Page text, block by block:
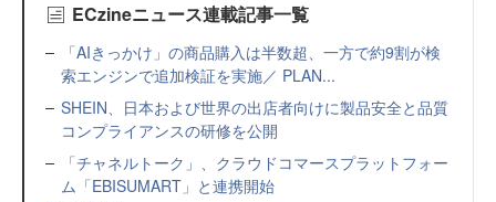
ECzineニュース連載記事一覧
「AIきっかけ」の商品購入は半数超、一方で約9割が検
索エンジンで追加検証を実施／ PLAN...
SHEIN、日本および世界の出店者向けに製品安全と品質
コンプライアンスの研修を公開
「チャネルトーク」、クラウドコマースプラットフォー
ム「EBISUMART」と連携開始